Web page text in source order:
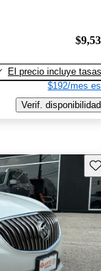
El precio incluye tasas
$192/mes
Verif. disponibilidad